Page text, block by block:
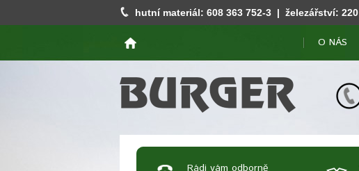
hutní materiál: 608 363 752-3 | železářství:
O NÁS
Rádi vám odborně